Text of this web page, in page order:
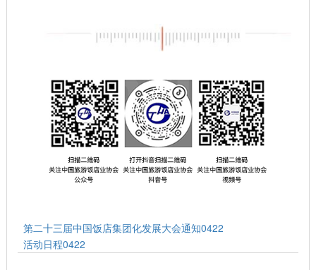
第二十三届中国饭店集团化发展大会通知0422
活动日程0422